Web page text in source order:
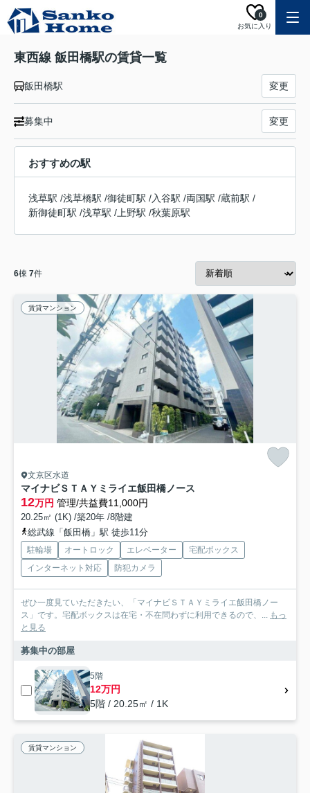
お気に入り
0
東西線 飯田橋駅の賃貸一覧
飯田橋駅 変更
募集中 変更
おすすめの駅
浅草駅 /浅草橋駅 /御徒町駅 /入谷駅 /両国駅 /蔵前駅 /
新御徒町駅 /浅草駅 / 上野駅 /秋葉原駅
6棟 7件
賃貸マンション
文京区水道
マイナビＳＴＡＹミライエ飯田橋ノース
12万円 管理/共益費11,000円
20.25㎡ (1K) /築20年 /8階建
総武線「飯田橋」駅 徒歩11分
駐輪場 オートロック エレベーター
宅配ボックス
インターネット対応
防犯カメラ
ぜひ一度見ていただきたい、「マイナビＳＴＡＹミライエ飯田橋ノー
ス」です。宅配ボックスは在宅・不在問わずに利用できるので、... もっ
と見る
募集中の部屋
5階
12万円
5階 / 20.25㎡ / 1K
賃貸マンション